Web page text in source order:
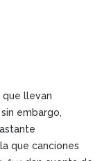
que llevan
embargo,
que canciones